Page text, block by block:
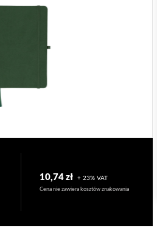
10,74 zł + 23% VAT
Cena nie zawiera kosztów znakowania